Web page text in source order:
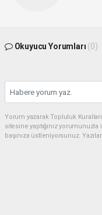
Okuyucu Yorumları (0)
Yorum yazarak Topluluk
sitesine yaptığınız
başınıza üstleniyorsunuz.